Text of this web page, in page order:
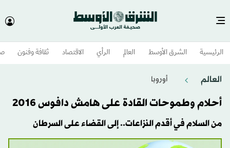
الرئيسية الشرق الأوسط​ العالم الرأي الاقتصاد ثقافة وفنون
العالم أوروبا
أحلام وطموحات القادة على هامش دافوس 2016
من السلام في أقدم النزاعات.. إلى القضاء على السرطان